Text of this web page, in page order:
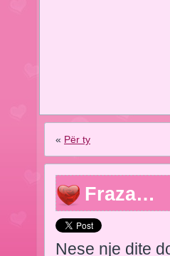
« Për ty
Fraza…
Nese nje dite